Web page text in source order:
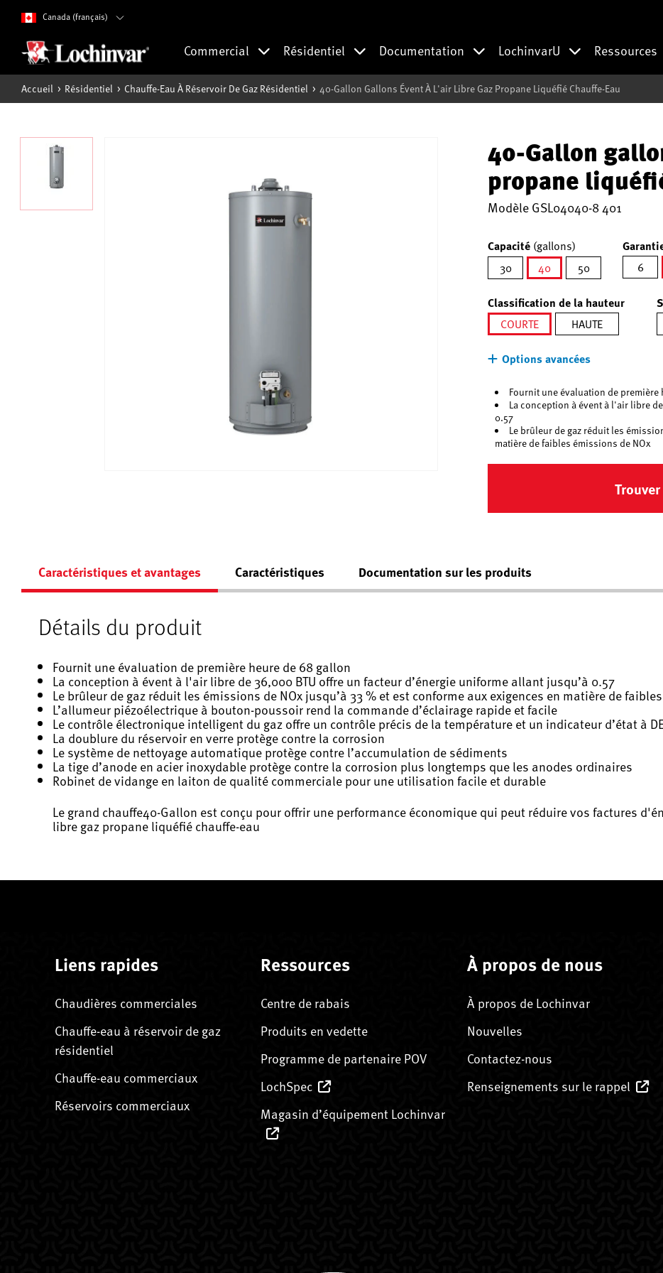
Canada (français)
Commercial Résidentiel Documentation LochinvarU Ressources
Accueil Résidentiel Chauffe-Eau À Réservoir De Gaz Résidentiel 40-Gallon Gallons Évent À L'air Libre Gaz Propane Liquéfié Chauffe-Eau
40-Gallon
propane
ModèleGSL04040-8 401
Capacité (gallons)
30
40
50 6
Classification de la hauteur
COURTE
HAUTE
Options avancées
Fournit une évaluation de première
La conception à évent à l'air libre
0.57
Le brûleur de gaz réduit les
matière de faibles émissions de NOx
Caractéristiques et avantages Caractéristiques Documentation sur les produits
Détails du produit
Fournit une évaluation de première heure de 68 gallon
La conception à évent à l'air libre de 36,000 BTU offre un facteur d’énergie uniforme allant jusqu’à 0.57
Le brûleur de gaz réduit les émissions de NOx jusqu’à 33 % et est conforme aux exigences en matière de
L’allumeur piézoélectrique à bouton-poussoir rend la commande d’éclairage rapide et facile
Le contrôle électronique intelligent du gaz offre un contrôle précis de la température et un indicateur d’état à
La doublure du réservoir en verre protège contre la corrosion
Le système de nettoyage automatique protège contre l’accumulation de sédiments
La tige d’anode en acier inoxydable protège contre la corrosion plus longtemps que les anodes ordinaires
Robinet de vidange en laiton de qualité commerciale pour une utilisation facile et durable
Le grand chauffe40-Gallon est conçu pour offrir une performance économique qui peut réduire vos factures
libre gaz propane liquéfié chauffe-eau
Liens rapides
Chaudières commerciales
Chauffe-eau à réservoir de gaz
résidentiel
Chauffe-eau commerciaux
Réservoirs commerciaux
Ressources
Centre de rabais
Produits en vedette
Programme de partenaire POV
LochSpec
Magasin d’équipement Lochinvar
À propos de nous
À propos de Lochinvar
Nouvelles
Contactez-nous
Renseignements sur le rappel